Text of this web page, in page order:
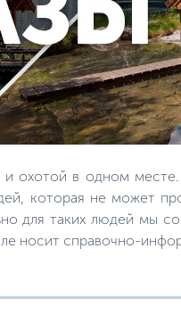
и охотой в одном
которая не может
для таких людей мы
носит справочно-